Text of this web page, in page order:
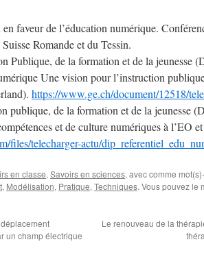
faveur de l’éducation numérique.
Romande et du Tessin.
Publique, de la formation et de la jeunesse
Une vision pour l’instruction
https://www.ge.ch/document/12518/
publique, de la formation et de la jeunesse
et de culture numériques à l’EO
files/telecharger-actu/
en classe, Savoirs en sciences, avec comme
, Modélisation, Pratique, Techniques. Vous pouvez le
un champ électrique
Le renouveau de la